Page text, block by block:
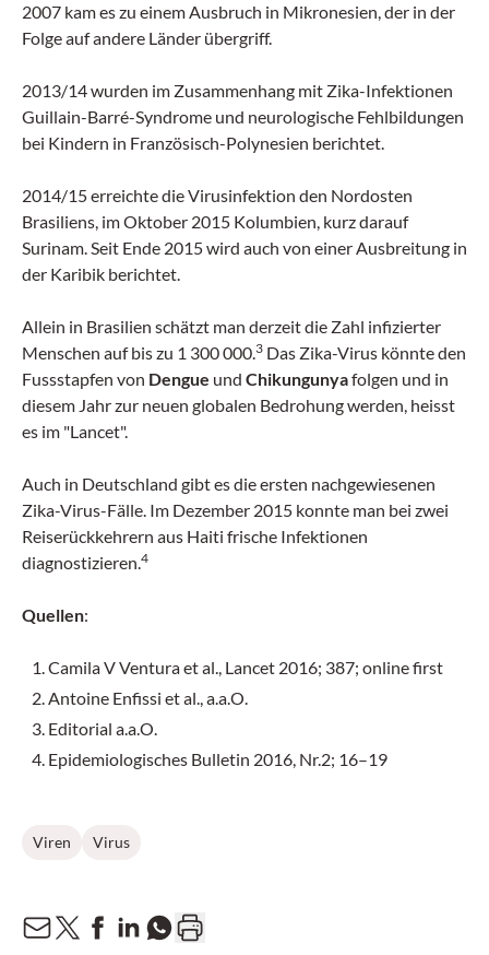
2007 kam es zu einem Ausbruch in Mikronesien, der in der
Folge auf andere Länder übergriff.
2013/14 wurden im Zusammenhang mit Zika-Infektionen
Guillain-Barré-Syndrome und neurologische Fehlbildungen
bei Kindern in Französisch-Polynesien berichtet.
2014/15 erreichte die Virusinfektion den Nordosten
Brasiliens, im Oktober 2015 Kolumbien, kurz darauf
Surinam. Seit Ende 2015 wird auch von einer Ausbreitung in
der Karibik berichtet.
Allein in Brasilien schätzt man derzeit die Zahl infizierter
Menschen auf bis zu 1 300 000. 3 Das Zika-Virus könnte den
Fussstapfen von Dengue und Chikungunyafolgen und in
diesem Jahr zur neuen globalen Bedrohung werden, heisst
es im "Lancet".
Auch in Deutschland gibt es die ersten nachgewiesenen
Zika-Virus-Fälle. Im Dezember 2015 konnte man bei zwei
Reiserückkehrern aus Haiti frische Infektionen
diagnostizieren. 4
Quellen:
Camila V Ventura et al., Lancet 2016; 387; online first
Antoine Enfissi et al., a.a.O.
Editorial a.a.O.
Epidemiologisches Bulletin 2016, Nr.2; 16–19
Viren Virus